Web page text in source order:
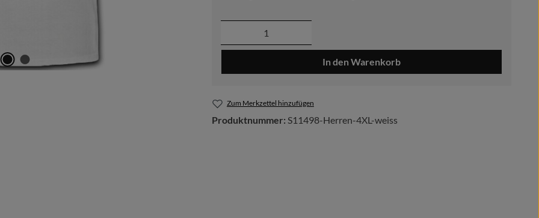
Produkt Anzahl: Gib den gewünschten Wert ein
In den Warenkorb
Zum Merkzettel hinzufügen
Produktnummer: S11498-Herren-4XL-weiss